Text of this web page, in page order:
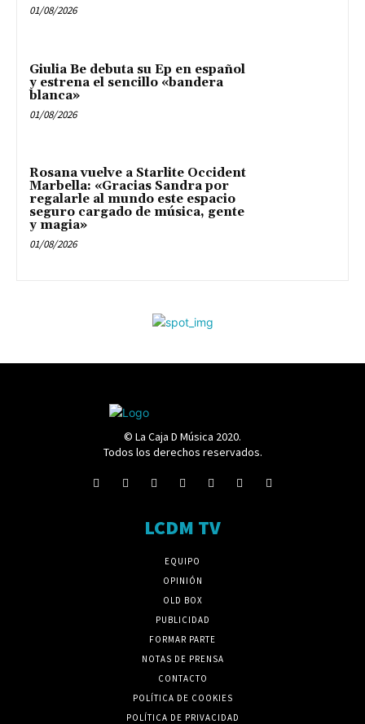
01/08/2026
Giulia Be debuta su Ep en español
y estrena el sencillo «bandera
blanca»
01/08/2026
Rosana vuelve a Starlite Occident
Marbella: «Gracias Sandra por
regalarle al mundo este espacio
seguro cargado de música, gente
y magia»
01/08/2026
© La Caja D Música 2020.
Todos los derechos reservados.
LCDM TV
EQUIPO
OPINIÓN
OLD BOX
PUBLICIDAD
FORMAR PARTE
NOTAS DE PRENSA
CONTACTO
POLÍTICA DE COOKIES
POLÍTICA DE PRIVACIDAD